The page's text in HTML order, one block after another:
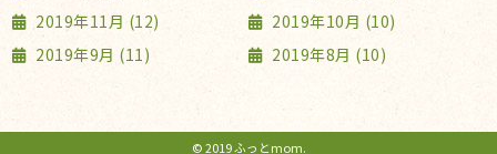
2019年11月 (12)
2019年10月 (10)
2019年9月 (11)
2019年8月 (10)
© 2019 ふっとmom.